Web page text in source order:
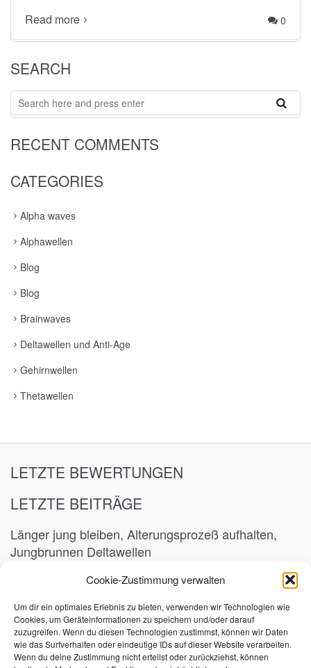
Cookie-Zustimmung verwalten
Um dir ein optimales Erlebnis zu bieten, verwenden wir Technologien wie
Cookies, um Geräteinformationen zu speichern und/oder darauf
zuzugreifen. Wenn du diesen Technologien zustimmst, können wir Daten
wie das Surfverhalten oder eindeutige IDs auf dieser Website verarbeiten.
Wenn du deine Zustimmung nicht erteilst oder zurückziehst, können
0
Read more
SEARCH
Search
RECENT COMMENTS
CATEGORIES
Alpha waves
Alphawellen
Blog
Blog
Brainwaves
Deltawellen und Anti-Age
Gehirnwellen
Thetawellen
LETZTE BEWERTUNGEN
LETZTE BEITRÄGE
Länger jung bleiben, Alterungsprozeß aufhalten,
Jungbrunnen Deltawellen
Abwehrkräfte und Immunsystem stärken
7. März 2023
SCHLAGWORTE